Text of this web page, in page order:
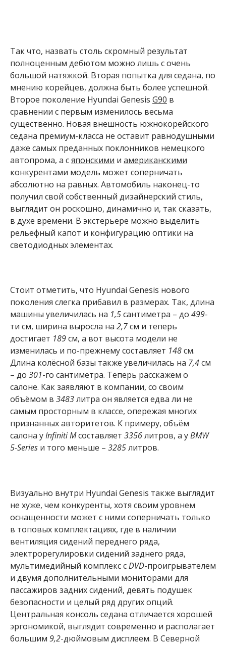
Так что, назвать столь скромный результат
полноценным дебютом можно лишь с очень
большой натяжкой. Вторая попытка для седана, по
мнению корейцев, должна быть более успешной.
Второе поколение Hyundai Genesis G90 в
сравнении с первым изменилось весьма
существенно. Новая внешность южнокорейского
седана премиум-класса не оставит равнодушными
даже самых преданных поклонников немецкого
автопрома, а сяпонскими и американскими
конкурентами модель может соперничать
абсолютно на равных. Автомобиль наконец-то
получил свой собственный дизайнерский стиль,
выглядит он роскошно, динамично и, так сказать,
в духе времени. В экстерьере можно выделить
рельефный капот и конфигурацию оптики на
светодиодных элементах.
Стоит отметить, что Hyundai Genesis нового
поколения слегка прибавил в размерах. Так, длина
машины увеличилась на 1,5сантиметра – до 499-
ти см, ширина выросла на 2,7см и теперь
достигает 189см, а вот высота модели не
изменилась и по-прежнему составляет 148см.
Длина колёсной базы также увеличилась на 7,4см
– до 301-го сантиметра. Теперь расскажем о
салоне. Как заявляют в компании, со своим
объёмом в 3483литра он является едва ли не
самым просторным в классе, опережая многих
признанных авторитетов. К примеру, объём
салона уInfiniti Mсоставляет 3356литров, а уBMW
5-Series и того меньше – 3285литров.
Визуально внутри Hyundai Genesis также выглядит
не хуже, чем конкуренты, хотя своим уровнем
оснащенности может с ними соперничать только
в топовых комплектациях, где в наличии
вентиляция сидений переднего ряда,
электрорегулировки сидений заднего ряда,
мультимедийный комплекс сDVD-проигрывателем
и двумя дополнительными мониторами для
пассажиров задних сидений, девять подушек
безопасности и целый ряд других опций.
Центральная консоль седана отличается хорошей
эргономикой, выглядит современно и располагает
большим 9,2-дюймовым дисплеем. В Северной